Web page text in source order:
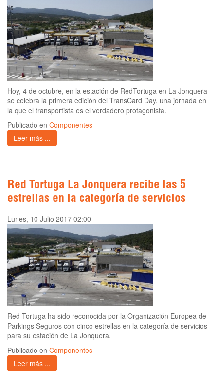
Hoy, 4 de octubre, en la estación de RedTortuga en La Jonquera
se celebra la primera edición del TransCard Day, una jornada en
la que el transportista es el verdadero protagonista.
Publicado en Componentes
Leer más ...
Red Tortuga La Jonquera recibe las 5
estrellas en la categoría de servicios
Lunes, 10 Julio 2017 02:00
Red Tortuga ha sido reconocida por la Organización Europea de
Parkings Seguros con cinco estrellas en la categoría de servicios
para su estación de La Jonquera.
Publicado en Componentes
Leer más ...